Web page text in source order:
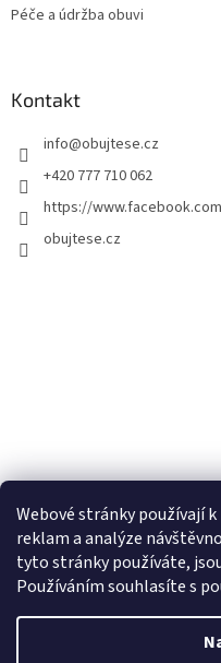
Webové stránky používají
reklam a analýze
tyto stránky používáte,
Používáním souhlasíte s
Péče a údržba obuvi
Kontakt
info@obujtese.cz
+420 777 710 062
https://
obujtese.cz